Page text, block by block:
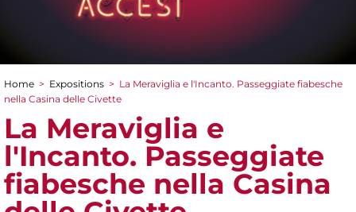
You are here
Home > Expositions > La Meraviglia e l'Incanto. Passeggiate fiabesche
nella Casina delle Civette
La Meraviglia e
l'Incanto. Passeggiate
fiabesche nella Casina